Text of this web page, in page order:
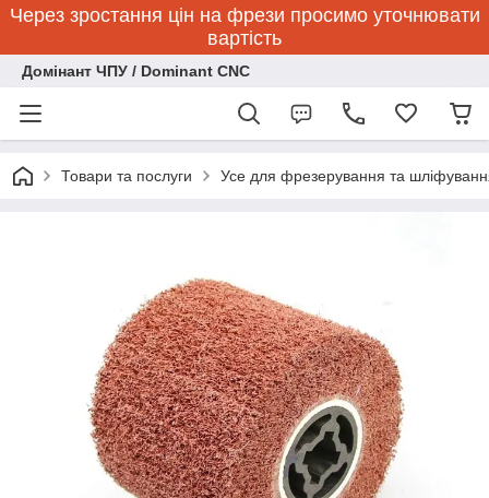
Через зростання цін на фрези просимо уточнювати
вартість
Домінант ЧПУ / Dominant CNC
Товари та послуги Усе для фрезерування та